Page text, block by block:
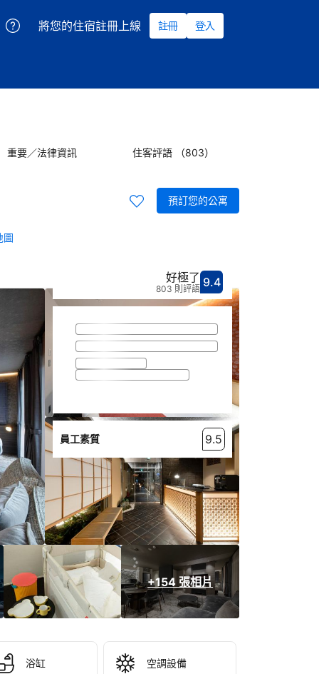
將您的住宿註冊上線 註冊 登入
重要／法律資訊 住客評語 （803）
預訂您的公寓
圖
+154 張相片
分數9.4分
9.4評比好極了
好極了
803 則評語
員工素質 9.5
浴缸 空調設備